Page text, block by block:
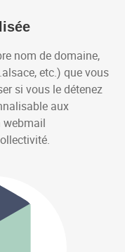
nom de domaine,
etc.) que vous
si vous le détenez
aux
webmail